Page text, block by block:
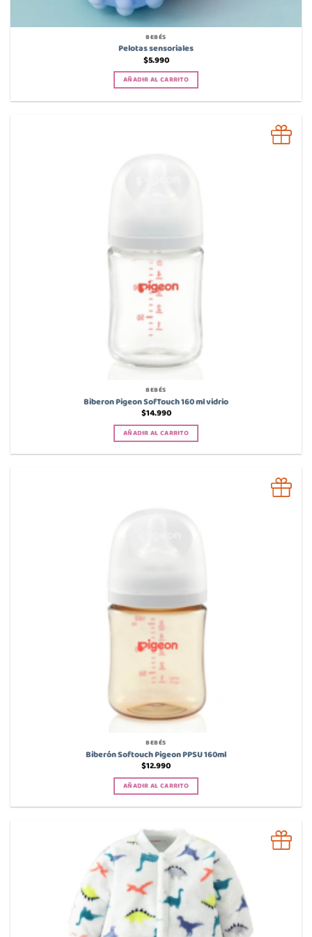
BEBÉS
Pelotas sensoriales
$5.990
AÑADIR AL CARRITO
BEBÉS
Biberon Pigeon SofTouch 160 ml vidrio
$14.990
AÑADIR AL CARRITO
BEBÉS
Biberón Softouch Pigeon PPSU 160ml
$12.990
AÑADIR AL CARRITO